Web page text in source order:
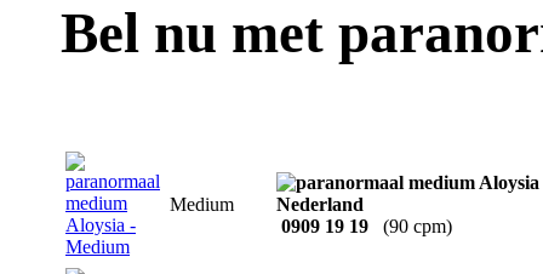
Bel nu met
Medium
0909 19 19
(90 cpm)